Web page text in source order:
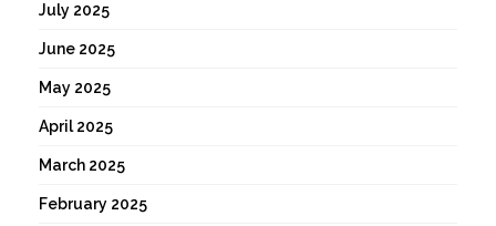
July 2025
June 2025
May 2025
April 2025
March 2025
February 2025